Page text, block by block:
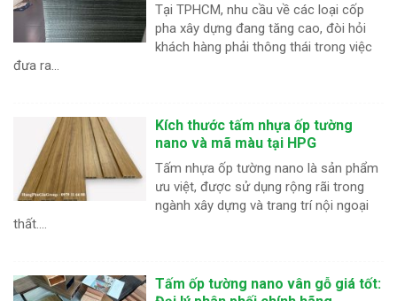
Tại TPHCM, nhu cầu về các loại cốp
pha xây dựng đang tăng cao, đòi hỏi
khách hàng phải thông thái trong việc
đưa ra...
Kích thước tấm nhựa ốp tường
nano và mã màu tại HPG
Tấm nhựa ốp tường nano là sản phẩm
ưu việt, được sử dụng rộng rãi trong
ngành xây dựng và trang trí nội ngoại
thất....
Tấm ốp tường nano vân gỗ giá tốt: